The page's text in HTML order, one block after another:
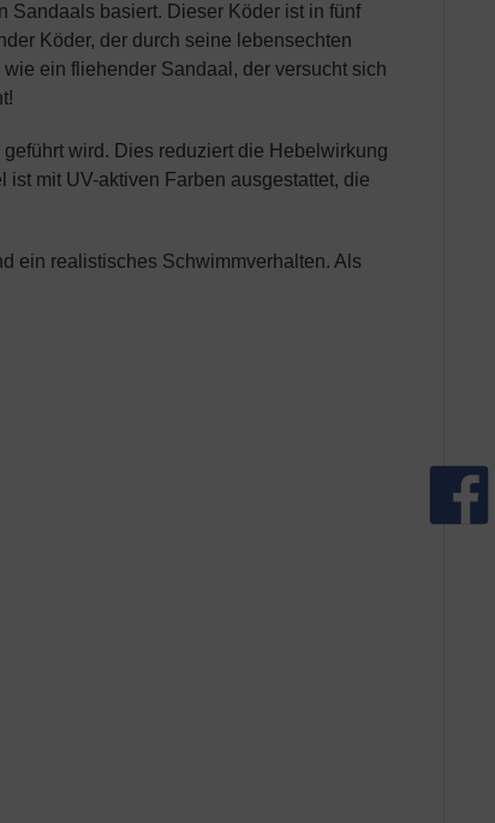
Sandaals basiert. Dieser Köder ist in fünf
Köder, der durch seine lebensechten
ein fliehender Sandaal, der versucht sich
wird. Dies reduziert die Hebelwirkung
mit UV-aktiven Farben ausgestattet, die
ein realistisches Schwimmverhalten. Als